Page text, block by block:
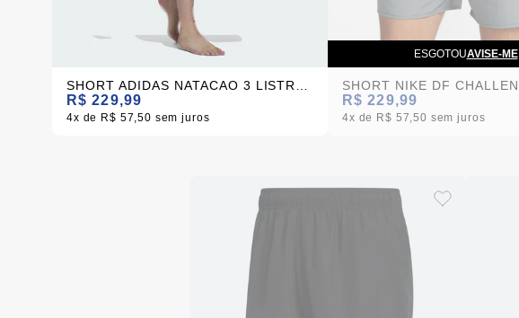
R$ 229,99
4x R$ 57,50 sem juros
ESGOTOUAVISE-ME
R$ 229,99
4x R$ 57,50 sem juros